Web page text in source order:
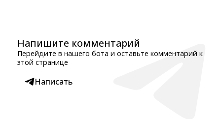
Напишите комментарий
Перейдите в нашего бота и оставьте комментарий к
этой странице
Написать